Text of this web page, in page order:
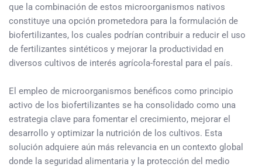
que la combinación de estos microorganismos nativos
constituye una opción prometedora para la formulación de
biofertilizantes, los cuales podrían contribuir a reducir el uso
de fertilizantes sintéticos y mejorar la productividad en
diversos cultivos de interés agrícola-forestal para el país.
El empleo de microorganismos benéficos como principio
activo de los biofertilizantes se ha consolidado como una
estrategia clave para fomentar el crecimiento, mejorar el
desarrollo y optimizar la nutrición de los cultivos. Esta
solución adquiere aún más relevancia en un contexto global
donde la seguridad alimentaria y la protección del medio